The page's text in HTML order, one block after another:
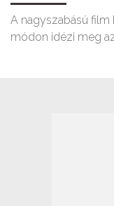
A nagyszabású film
módon idézi meg